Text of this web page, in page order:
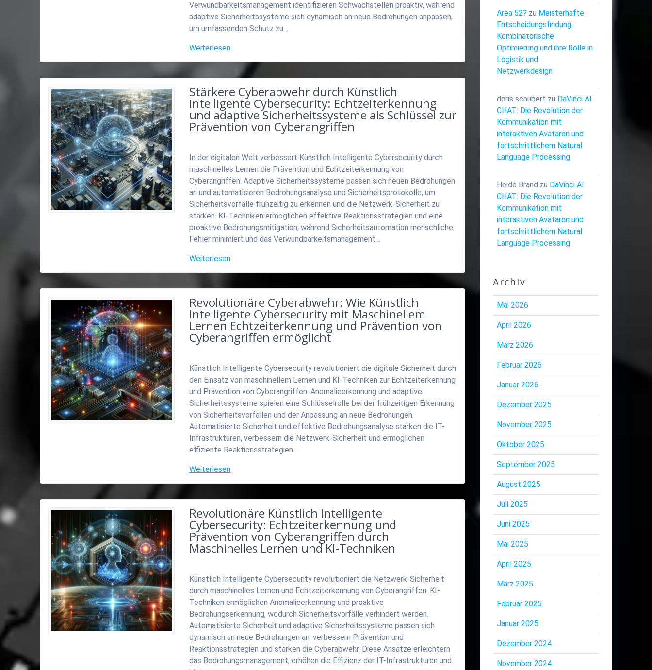
Verwundbarkeitsmanagement identifizieren Schwachstellen proaktiv, während
adaptive Sicherheitssysteme sich dynamisch an neue Bedrohungen anpassen,
um umfassenden Schutz zu…
Weiterlesen
Stärkere Cyberabwehr durch Künstlich
Intelligente Cybersecurity: Echtzeiterkennung
und adaptive Sicherheitssysteme als Schlüssel zur
Prävention von Cyberangriffen
In der digitalen Welt verbessert Künstlich Intelligente Cybersecurity durch
maschinelles Lernen die Prävention und Echtzeiterkennung von
Cyberangriffen. Adaptive Sicherheitssysteme passen sich neuen Bedrohungen
an und automatisieren Bedrohungsanalyse und Sicherheitsprotokolle, um
Sicherheitsvorfälle frühzeitig zu erkennen und die Netzwerk-Sicherheit zu
stärken. KI-Techniken ermöglichen effektive Reaktionsstrategien und eine
proaktive Bedrohungsmitigation, während Sicherheitsautomation menschliche
Fehler minimiert und das Verwundbarkeitsmanagement…
Weiterlesen
Revolutionäre Cyberabwehr: Wie Künstlich
Intelligente Cybersecurity mit Maschinellem
Lernen Echtzeiterkennung und Prävention von
Cyberangriffen ermöglicht
Künstlich Intelligente Cybersecurity revolutioniert die digitale Sicherheit durch
den Einsatz von maschinellem Lernen und KI-Techniken zur Echtzeiterkennung
und Prävention von Cyberangriffen. Anomalieerkennung und adaptive
Sicherheitssysteme spielen eine Schlüsselrolle bei der frühzeitigen Erkennung
von Sicherheitsvorfällen und der Anpassung an neue Bedrohungen.
Automatisierte Sicherheit und effektive Bedrohungsanalyse stärken die IT-
Infrastrukturen, verbessern die Netzwerk-Sicherheit und ermöglichen
effiziente Reaktionsstrategien…
Weiterlesen
Revolutionäre Künstlich Intelligente
Cybersecurity: Echtzeiterkennung und
Prävention von Cyberangriffen durch
Maschinelles Lernen und KI-Techniken
Künstlich Intelligente Cybersecurity revolutioniert die Netzwerk-Sicherheit
durch maschinelles Lernen und Echtzeiterkennung von Cyberangriffen. KI-
Techniken ermöglichen Anomalieerkennung und proaktive
Bedrohungserkennung, wodurch Sicherheitsvorfälle verhindert werden.
Automatisierte Sicherheit und adaptive Sicherheitssysteme passen sich
dynamisch an neue Bedrohungen an, verbessern Prävention und
Reaktionsstrategien und stärken die Cyberabwehr. Diese Ansätze erleichtern
das Bedrohungsmanagement, erhöhen die Effizienz der IT-Infrastrukturen und
Area 52? zu Meisterhafte
Entscheidungsfindung:
Kombinatorische
Optimierung und ihre Rolle in
Logistik und
Netzwerkdesign
doris schubert zu DaVinci AI
CHAT: Die Revolution der
Kommunikation mit
interaktiven Avataren und
fortschrittlichem Natural
Language Processing
Heide Brand zu DaVinci AI
CHAT: Die Revolution der
Kommunikation mit
interaktiven Avataren und
fortschrittlichem Natural
Language Processing
Archiv
Mai 2026
April 2026
März 2026
Februar 2026
Januar 2026
Dezember 2025
November 2025
Oktober 2025
September 2025
August 2025
Juli 2025
Juni 2025
Mai 2025
April 2025
März 2025
Februar 2025
Januar 2025
Dezember 2024
November 2024